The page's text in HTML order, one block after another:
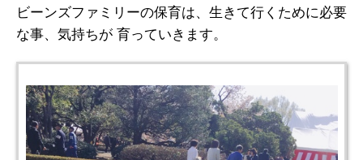
ビーンズファミリーの保育は、生きて行くために必要
な事、気持ちが 育っていきます。